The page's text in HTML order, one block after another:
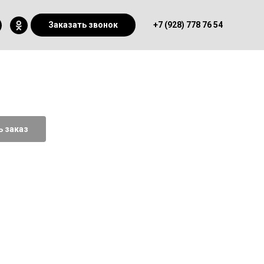
Заказать звонок +7 (928) 778 76 54
заказ